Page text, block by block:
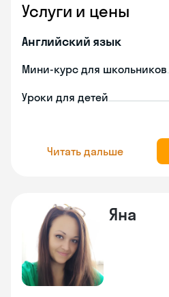
Услуги и цены
Английский язык
Мини-курс для школьников
Уроки для детей
Читать дальше
Яна